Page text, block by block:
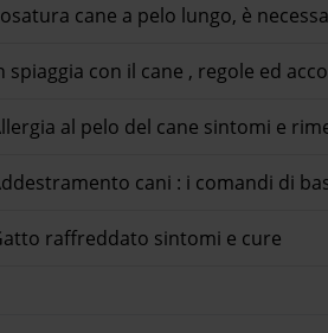
cane a pelo lungo, è
spiaggia con il cane , regole ed
al pelo del cane sintomi e
cani : i comandi di
raffreddato sintomi e cure